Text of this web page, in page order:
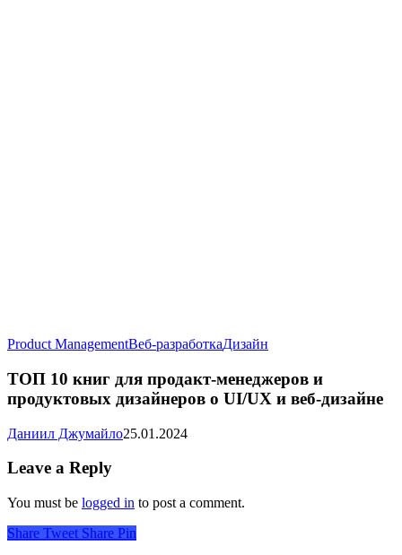
Product ManagementВеб-разработкаДизайн
книг
для
продакт-
ТОП 10 книг для продакт-менеджеров и
продуктовых дизайнеров о UI/UX и веб-дизайне
Даниил Джумайло25.01.2024
Leave a Reply
You must be logged in to post a comment.
Share Tweet Share Pin